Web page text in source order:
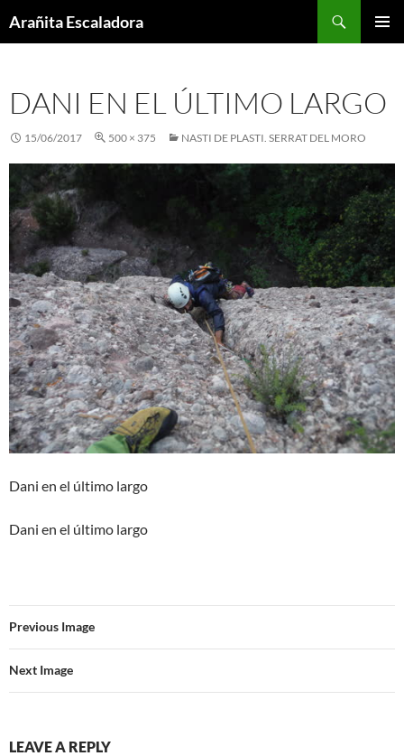
toArañita Escaladora
DANI EN EL ÚLTIMO LARGO
15/06/2017 500 × 375 NASTI DE PLASTI. SERRAT DEL MORO
Dani en el último largo
Dani en el último largo
Previous Image
Next Image
LEAVE A REPLY